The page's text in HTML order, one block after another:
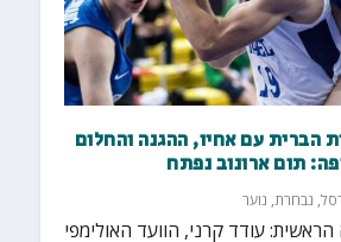
הברית עם אחיו, ההגנה והחלום
תום ארונוב נפתח
, נבחרת, נוער
עודד קרני, הוועד האולימפי